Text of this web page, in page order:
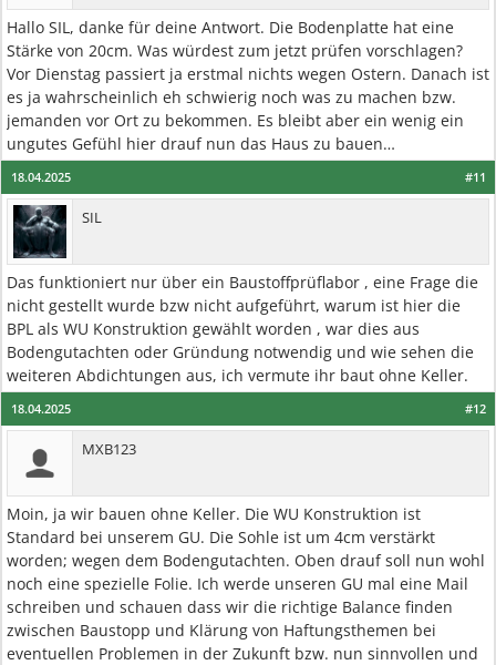
Hallo SIL, danke für deine Antwort. Die Bodenplatte hat eine
Stärke von 20cm. Was würdest zum jetzt prüfen vorschlagen?
Vor Dienstag passiert ja erstmal nichts wegen Ostern. Danach ist
es ja wahrscheinlich eh schwierig noch was zu machen bzw.
jemanden vor Ort zu bekommen. Es bleibt aber ein wenig ein
ungutes Gefühl hier drauf nun das Haus zu bauen…
#11
18.04.2025
SIL
Das funktioniert nur über ein Baustoffprüflabor , eine Frage die
nicht gestellt wurde bzw nicht aufgeführt, warum ist hier die
BPL als WU Konstruktion gewählt worden , war dies aus
Bodengutachten oder Gründung notwendig und wie sehen die
weiteren Abdichtungen aus, ich vermute ihr baut ohne Keller.
#12
18.04.2025
MXB123
Moin, ja wir bauen ohne Keller. Die WU Konstruktion ist
Standard bei unserem GU. Die Sohle ist um 4cm verstärkt
worden; wegen dem Bodengutachten. Oben drauf soll nun wohl
noch eine spezielle Folie. Ich werde unseren GU mal eine Mail
schreiben und schauen dass wir die richtige Balance finden
zwischen Baustopp und Klärung von Haftungsthemen bei
eventuellen Problemen in der Zukunft bzw. nun sinnvollen und